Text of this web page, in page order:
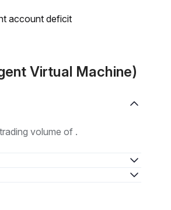
account deficit
Virtual Machine)
volume of .